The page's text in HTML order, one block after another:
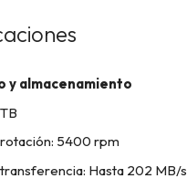
y almacenamiento
5400 rpm
Hasta 202 MB/s